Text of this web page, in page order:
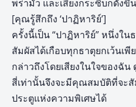
พร่ามัว และเสียงกระซิบก็ดังขึ้
[คุณรู้สึกถึง ‘ปาฏิหาริย์’]
ครั้งนี้เป็น “ปาฏิหาริย์” หนึ่งใ
สัมผัสได้เกือบทุกธาตุยกเว้นเ
กล่าวถึงโดยเสียงในใจของฉั
สี่เท่านั้นจึงจะมีคุณสมบัติที่จะ
ประตูแห่งความพิเศษได้